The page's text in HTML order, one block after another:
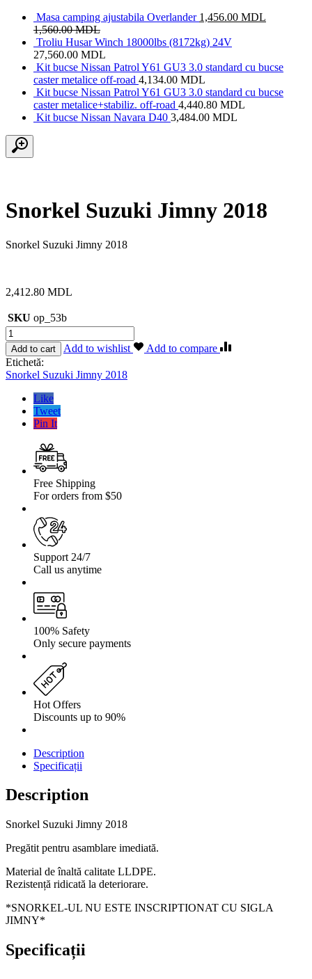
Masa camping ajustabila Overlander 1,456.00 MDL
1,560.00MDL
Troliu Husar Winch 18000lbs (8172kg) 24V
27,560.00 MDL
Kit bucse Nissan Patrol Y61 GU3 3.0 standard cu bucse
caster metalice off-road 4,134.00 MDL
Kit bucse Nissan Patrol Y61 GU3 3.0 standard cu bucse
caster metalice+stabiliz. off-road 4,440.80 MDL
Kit bucse Nissan Navara D40 3,484.00 MDL
Snorkel Suzuki Jimny 2018
Snorkel Suzuki Jimny 2018
2,412.80 MDL
SKU op_53b
Cantitate
Snorkel
Suzuki
Jimny
2018
Add to cart Add to wishlist
Add to compare
Etichetă:
Snorkel Suzuki Jimny 2018
Like
Tweet
Pin It
Free Shipping
For orders from $50
Support 24/7
Call us anytime
100% Safety
Only secure payments
Hot Offers
Discounts up to 90%
Description
Specificații
Description
Snorkel Suzuki Jimny 2018
Pregătit pentru asamblare imediată.
Material de înaltă calitate LLDPE.
Rezistență ridicată la deteriorare.
*SNORKEL-UL NU ESTE INSCRIPTIONAT CU SIGLA
JIMNY*
Specificații